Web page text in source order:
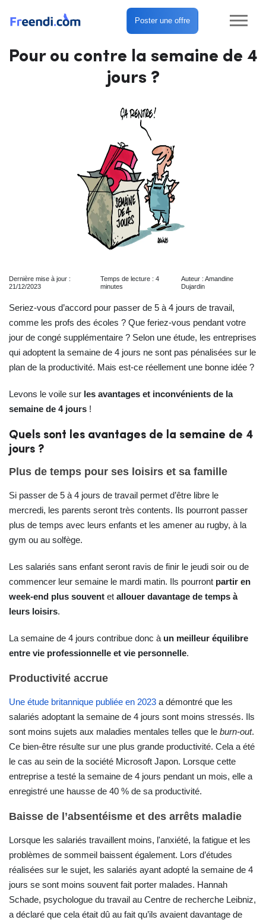
Poster une offre
Pour ou contre la semaine de 4
jours ?
Dernière mise à jour :
21/12/2023
Temps de lecture : 4
minutes
Auteur : Amandine
Dujardin
Seriez-vous d’accord pour passer de 5 à 4 jours de travail,
comme les profs des écoles ? Que feriez-vous pendant votre
jour de congé supplémentaire ? Selon une étude, les entreprises
qui adoptent la semaine de 4 jours ne sont pas pénalisées sur le
plan de la productivité. Mais est-ce réellement une bonne idée ?
Levons le voile sur les avantages et inconvénients de la
semaine de 4 jours !
Quels sont les avantages de la semaine de 4
jours ?
Plus de temps pour ses loisirs et sa famille
Si passer de 5 à 4 jours de travail permet d’être libre le
mercredi, les parents seront très contents. Ils pourront passer
plus de temps avec leurs enfants et les amener au rugby, à la
gym ou au solfège.
Les salariés sans enfant seront ravis de finir le jeudi soir ou de
commencer leur semaine le mardi matin. Ils pourront partir en
week-end plus souvent et allouer davantage de temps à
leurs loisirs.
La semaine de 4 jours contribue donc à un meilleur équilibre
entre vie professionnelle et vie personnelle.
Productivité accrue
Une étude britannique publiée en 2023 a démontré que les
salariés adoptant la semaine de 4 jours sont moins stressés. Ils
sont moins sujets aux maladies mentales telles que le burn-out.
Ce bien-être résulte sur une plus grande productivité. Cela a été
le cas au sein de la société Microsoft Japon. Lorsque cette
entreprise a testé la semaine de 4 jours pendant un mois, elle a
enregistré une hausse de 40 % de sa productivité.
Baisse de l’absentéisme et des arrêts maladie
Lorsque les salariés travaillent moins, l'anxiété, la fatigue et les
problèmes de sommeil baissent également. Lors d’études
réalisées sur le sujet, les salariés ayant adopté la semaine de 4
jours se sont moins souvent fait porter malades. Hannah
Schade, psychologue du travail au Centre de recherche Leibniz,
a déclaré que cela était dû au fait qu’ils avaient davantage de